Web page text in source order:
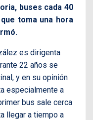
buses cada 40
toma una hora
es dirigenta
22 años se
y en su opinión
especialmente a
bus sale cerca
llegar a tiempo a